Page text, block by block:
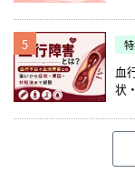
5
血
状